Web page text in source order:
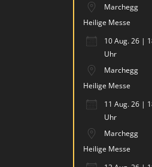
Marchegg
Heilige Messe
10 Aug. 26 |
Uhr
Marchegg
Heilige Messe
11 Aug. 26 |
Uhr
Marchegg
Heilige Messe